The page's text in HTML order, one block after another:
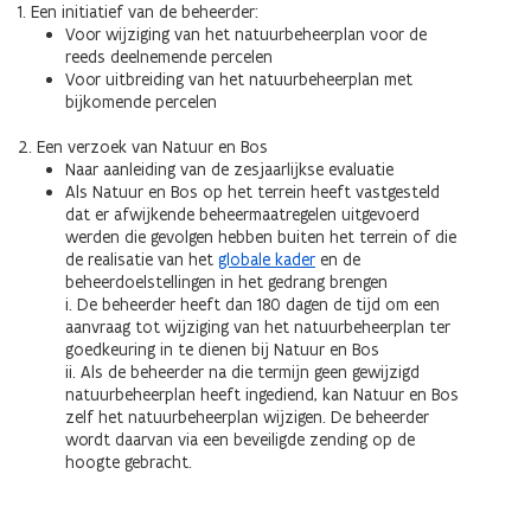
1. Een initiatief van de beheerder:
Voor wijziging van het natuurbeheerplan voor de
reeds deelnemende percelen
Voor uitbreiding van het natuurbeheerplan met
bijkomende percelen
2. Een verzoek van Natuur en Bos
Naar aanleiding van de zesjaarlijkse evaluatie
Als Natuur en Bos op het terrein heeft vastgesteld
dat er afwijkende beheermaatregelen uitgevoerd
werden die gevolgen hebben buiten het terrein of die
de realisatie van het globale kader en de
beheerdoelstellingen in het gedrang brengen
i. De beheerder heeft dan 180 dagen de tijd om een
aanvraag tot wijziging van het natuurbeheerplan ter
goedkeuring in te dienen bij Natuur en Bos
ii. Als de beheerder na die termijn geen gewijzigd
natuurbeheerplan heeft ingediend, kan Natuur en Bos
zelf het natuurbeheerplan wijzigen. De beheerder
wordt daarvan via een beveiligde zending op de
hoogte gebracht.